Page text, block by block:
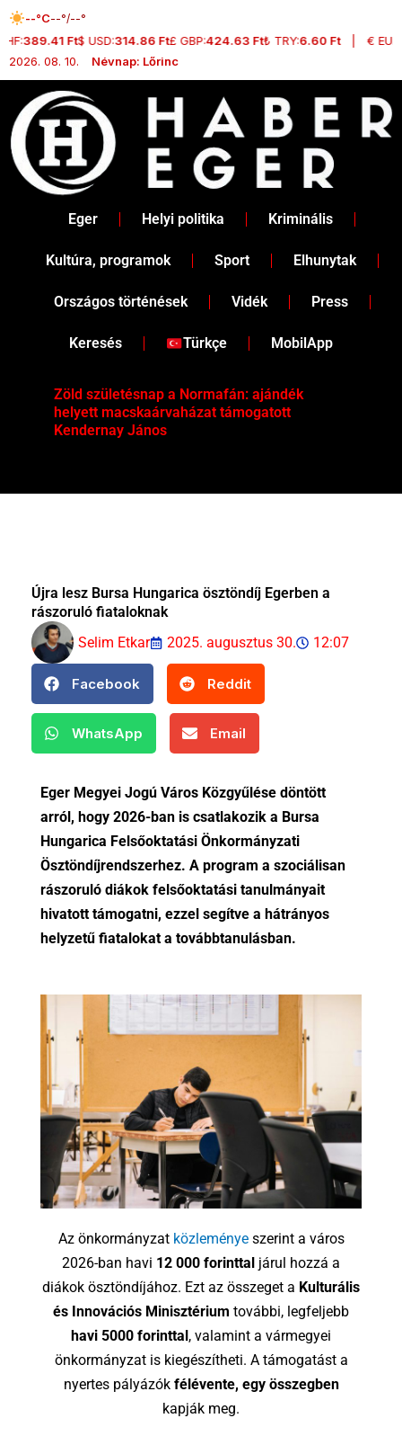
Skip
to
content
--°C--°/--°
389.41 Ft$ USD:314.86 Ft£ GBP:424.63 Ft₺ TRY:6.60 Ft| € EUR:
2026. 08. 10.
Névnap: Lőrinc
Eger Helyi politika Kriminális
Kultúra, programok Sport Elhunytak
Országos történések Vidék Press
Keresés Türkçe MobilApp
Zöld születésnap a Normafán: ajándék
helyett macskaárvaházat támogatott
Kendernay János
Újra lesz Bursa Hungarica ösztöndíj Egerben a
rászoruló fiataloknak
Selim Etkar
2025. augusztus 30. 12:07
Facebook Reddit
WhatsApp Email
Eger Megyei Jogú Város Közgyűlése döntött
arról, hogy 2026-ban is csatlakozik a Bursa
Hungarica Felsőoktatási Önkormányzati
Ösztöndíjrendszerhez. A program a szociálisan
rászoruló diákok felsőoktatási tanulmányait
hivatott támogatni, ezzel segítve a hátrányos
helyzetű fiatalokat a továbbtanulásban.
Az önkormányzat közleményeszerint a város
2026-ban havi 12 000 forinttal járul hozzá a
diákok ösztöndíjához. Ezt az összeget a Kulturális
és Innovációs Minisztérium további, legfeljebb
havi 5000 forinttal , valamint a vármegyei
önkormányzat is kiegészítheti. A támogatást a
nyertes pályázók félévente, egy összegben
kapják meg.